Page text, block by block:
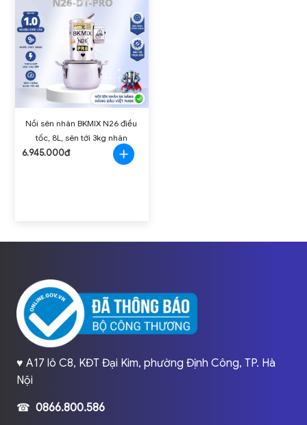
Nồi sên nhân BKMIX N26 điều
tốc, 8L, sên tới 3kg nhân
6.945.000đ
♥️ A17 lô C8, KĐT Đại Kim, phường Định Công, TP. Hà
Nội
☎ 0866.800.586